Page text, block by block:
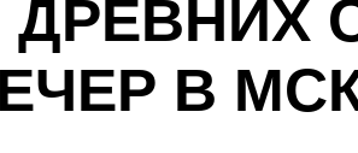
ДРЕВНИХ
В